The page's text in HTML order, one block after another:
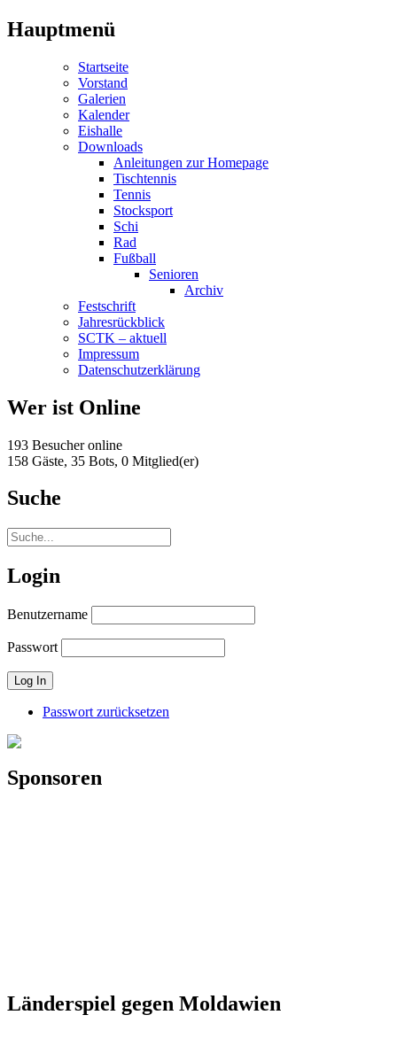
Hauptmenü
Startseite
Vorstand
Galerien
Kalender
Eishalle
Downloads
Anleitungen zur Homepage
Tischtennis
Tennis
Stocksport
Schi
Rad
Fußball
Senioren
Archiv
Festschrift
Jahresrückblick
SCTK – aktuell
Impressum
Datenschutzerklärung
Wer ist Online
193 Besucher online
158 Gäste, 35 Bots, 0 Mitglied(er)
Suche
Login
Benutzername
Passwort
Passwort zurücksetzen
Sponsoren
Länderspiel gegen Moldawien